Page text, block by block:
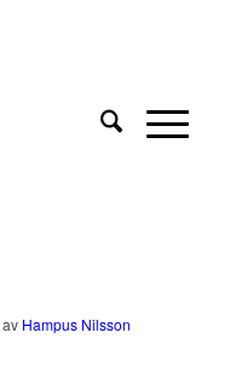
av Hampus Nilsson